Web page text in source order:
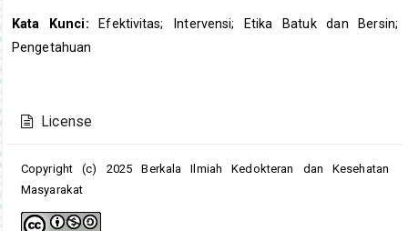
Kata Kunci: Efektivitas; Intervensi; Etika Batuk dan Bersin;
Pengetahuan
Details
License
Copyright (c) 2025 Berkala Ilmiah Kedokteran dan Kesehatan
Masyarakat